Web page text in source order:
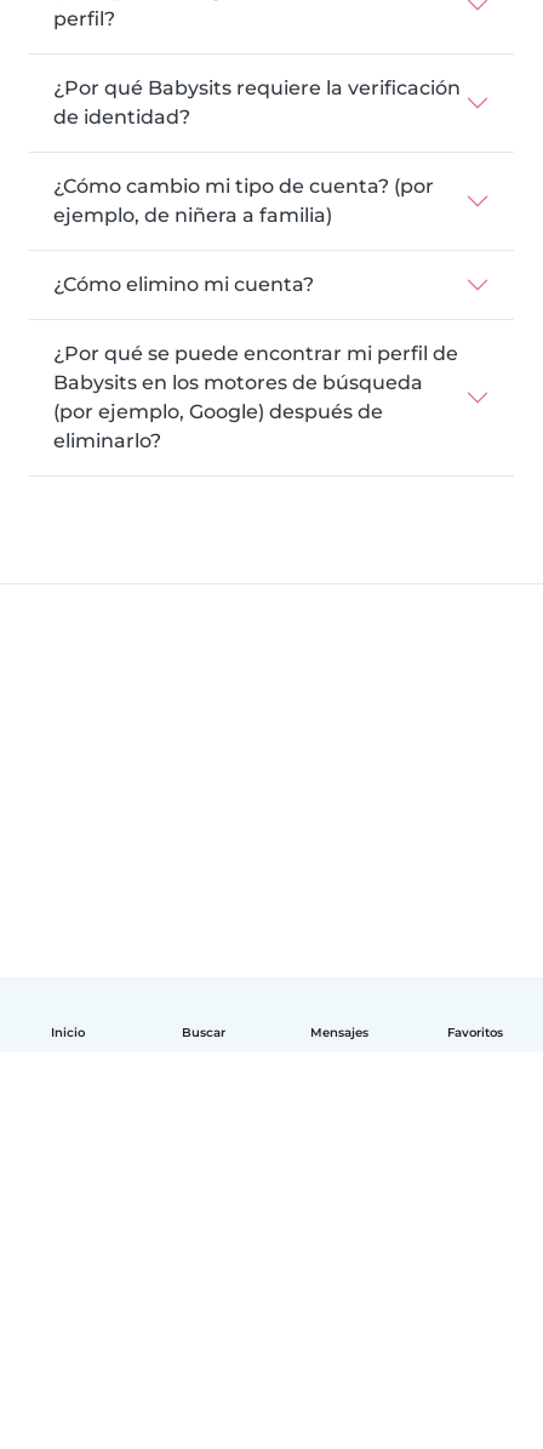
Inicio Buscar Mensajes Favoritos
perfil?
¿Por qué Babysits requiere la verificación
de identidad?
¿Cómo cambio mi tipo de cuenta? (por
ejemplo, de niñera a familia)
¿Cómo elimino mi cuenta?
¿Por qué se puede encontrar mi perfil de
Babysits en los motores de búsqueda
(por ejemplo, Google) después de
eliminarlo?